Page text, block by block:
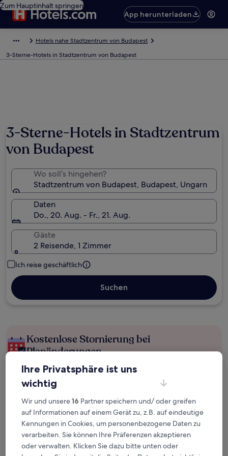
Zum Hauptinhalt springen
App herunterladen
Hotels nahe Stadtzentrum von Budapest
3-Sterne-Hotels in Stadtzentrum von Budapest
3-Sterne-Hotels in Stadtzentrum
von Budapest
Wo soll’s hingehen?
Stadtzentrum von Budapest, Budapest, Ungarn
Daten
Do., 20. Aug. - Fr., 21. Aug.
Gäste
2 Reisende, 1 Zimmer
Ich reise geschäftlich
Suchen
Kostenlose Stornierung bei
Planänderungen
Verdiene Prämien für jede
wahrgenommene Übernachtung
Mehr sparen mit Preisen für Mitglieder
Ihre Privatsphäre ist uns
wichtig
Wir und unsere16 Partner speichern und/ oder greifen
auf Informationen auf einem Gerät zu, z.B. auf eindeutige
Kennungen in Cookies, um personenbezogene Daten zu
verarbeiten. Sie können Ihre Präferenzen akzeptieren
oder verwalten. Klicken Sie dazu bitte unten oder